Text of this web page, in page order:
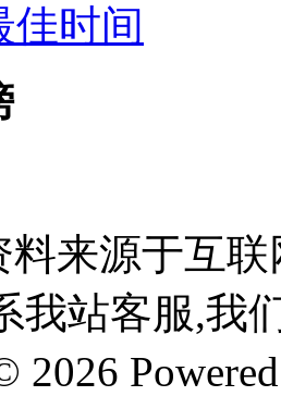
佳时间
料来源于互
我站客服,我
2026